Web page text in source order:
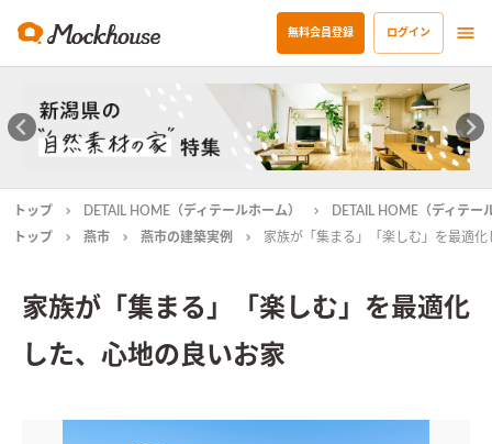
無料会員登録 ログイン
トップ DETAIL HOME（ディテールホーム）
DETAIL HOME（ディテ
トップ
燕市 燕市の建築実例 家族が「集まる」「楽しむ」を最適
家族が「集まる」「楽しむ」を最適化
した、心地の良いお家